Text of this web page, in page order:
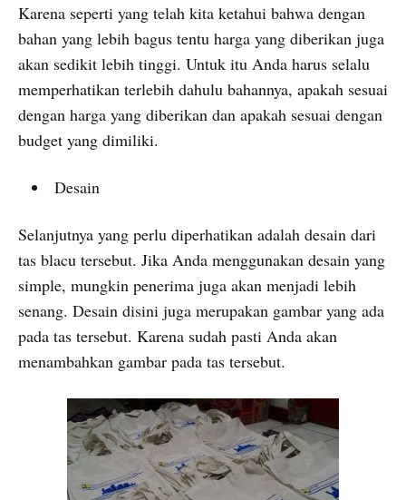
Karena seperti yang telah kita ketahui bahwa dengan
bahan yang lebih bagus tentu harga yang diberikan juga
akan sedikit lebih tinggi. Untuk itu Anda harus selalu
memperhatikan terlebih dahulu bahannya, apakah sesuai
dengan harga yang diberikan dan apakah sesuai dengan
budget yang dimiliki.
Desain
Selanjutnya yang perlu diperhatikan adalah desain dari
tas blacu tersebut. Jika Anda menggunakan desain yang
simple, mungkin penerima juga akan menjadi lebih
senang. Desain disini juga merupakan gambar yang ada
pada tas tersebut. Karena sudah pasti Anda akan
menambahkan gambar pada tas tersebut.